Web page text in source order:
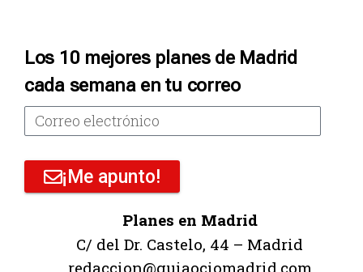
Los 10 mejores planes de Madrid
cada semana en tu correo
¡Me apunto!
Planes en Madrid
C/ del Dr. Castelo, 44 – Madrid
redaccion@guiaociomadrid.com